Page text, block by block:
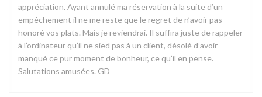
appréciation. Ayant annulé ma réservation à la suite d’un
empêchement il ne me reste que le regret de n’avoir pas
honoré vos plats. Mais je reviendrai. Il suffira juste de rappeler
à l’ordinateur qu’il ne sied pas à un client, désolé d’avoir
manqué ce pur moment de bonheur, ce qu’il en pense.
Salutations amusées. GD